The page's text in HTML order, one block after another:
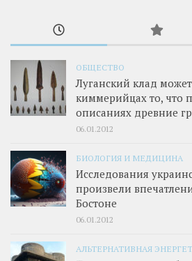
ОБЩЕСТВО
Луганский клад может
киммерийцах то, что
описаниях древние
06.01.2012
БИОЛОГИЯ И МЕДИЦИНА
Исследования
произвели
Бостоне
06.01.2012
АЛЬТЕРНАТИВНАЯ